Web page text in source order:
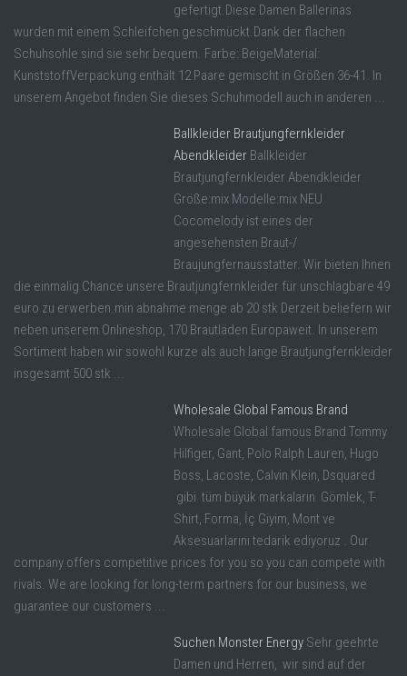
gefertigt.Diese Damen Ballerinas
wurden mit einem Schleifchen geschmückt.Dank der flachen
Schuhsohle sind sie sehr bequem. Farbe: BeigeMaterial:
KunststoffVerpackung enthält 12 Paare gemischt in Größen 36-41. In
unserem Angebot finden Sie dieses Schuhmodell auch in anderen ...
Ballkleider Brautjungfernkleider
Abendkleider Ballkleider
Brautjungfernkleider Abendkleider
Größe:mix Modelle:mix NEU
Cocomelody ist eines der
angesehensten Braut-/
Braujungfernausstatter. Wir bieten Ihnen
die einmalig Chance unsere Brautjungfernkleider für unschlagbare 49
euro zu erwerben.min abnahme menge ab 20 stk Derzeit beliefern wir
neben unserem Onlineshop, 170 Brautläden Europaweit. In unserem
Sortiment haben wir sowohl kurze als auch lange Brautjungfernkleider
insgesamt 500 stk ...
Wholesale Global Famous Brand
Wholesale Global famous Brand Tommy
Hilfiger, Gant, Polo Ralph Lauren, Hugo
Boss, Lacoste, Calvin Klein, Dsquared
gibi tüm büyük markaların Gömlek, T-
Shirt, Forma, İç Giyim, Mont ve
Aksesuarlarını tedarik ediyoruz . Our
company offers competitive prices for you so you can compete with
rivals. We are looking for long-term partners for our business, we
guarantee our customers ...
Suchen Monster Energy Sehr geehrte
Damen und Herren, wir sind auf der